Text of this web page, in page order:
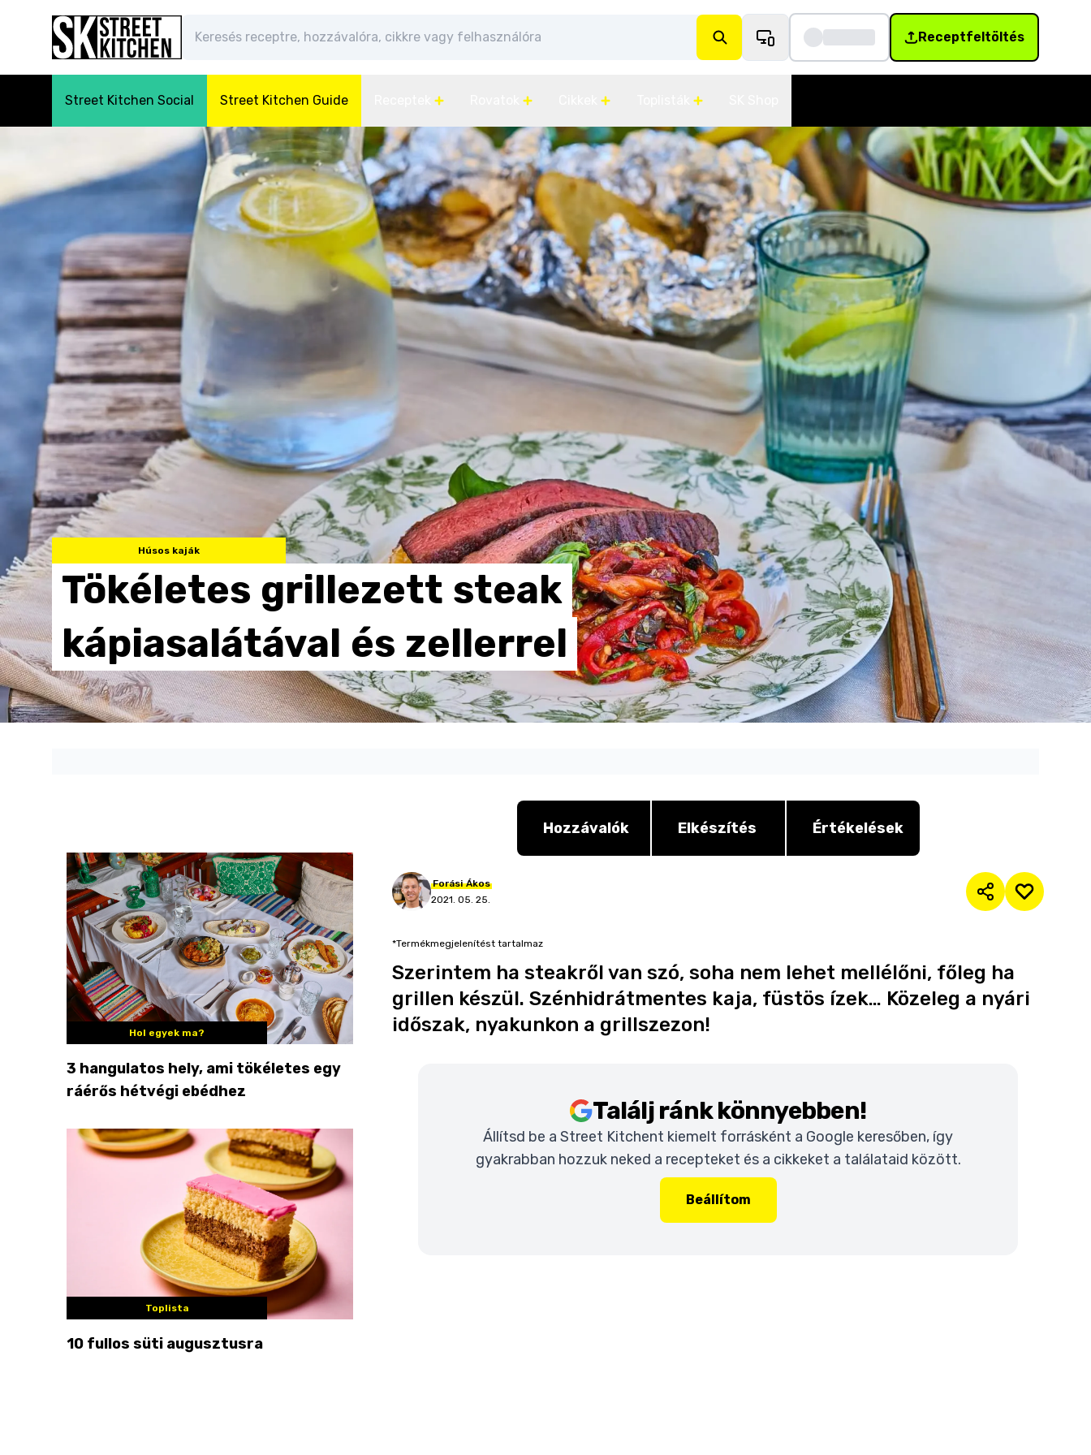
Receptfeltöltés
Street Kitchen Social Street Kitchen Guide
Húsos kaják
Tökéletes grillezett steak
kápiasalátával és zellerrel
Hol egyek ma?
3 hangulatos hely, ami tökéletes egy
ráérős hétvégi ebédhez
Toplista
10 fullos süti augusztusra
Hozzávalók Elkészítés Értékelések
Forási Ákos
2021. 05. 25.
*Termékmegjelenítést tartalmaz
Szerintem ha steakről van szó, soha nem lehet mellélőni, főleg ha
grillen készül. Szénhidrátmentes kaja, füstös ízek… Közeleg a nyári
időszak, nyakunkon a grillszezon!
Találj ránk könnyebben!
Állítsd be a Street Kitchent kiemelt forrásként a Google keresőben, így
gyakrabban hozzuk neked a recepteket és a cikkeket a találataid között.
Beállítom